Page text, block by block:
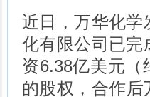
近日，万华化学
化有限公司已完
资6.38亿美元（
的股权，合作后